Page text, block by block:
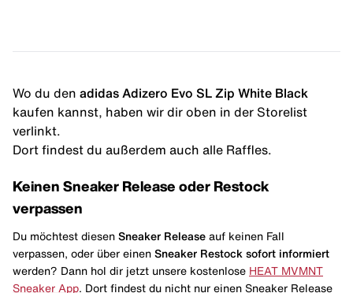
Wo du den adidas Adizero Evo SL Zip White Black
kaufen kannst, haben wir dir oben in der Storelist
verlinkt.
Dort findest du außerdem auch alle Raffles.
Keinen Sneaker Release oder Restock
verpassen
Du möchtest diesen Sneaker Release auf keinen Fall
verpassen, oder über einen Sneaker Restock sofort informiert
werden? Dann hol dir jetzt unsere kostenlose HEAT MVMNT
Sneaker App . Dort findest du nicht nur einen Sneaker Release